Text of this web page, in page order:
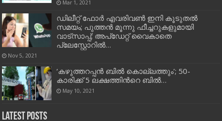
Mar 1, 2021
ഡിലീറ്റ് ഫോര്‍ എവരിവണ്‍ ഇനി കൂടുതല്‍
സമയം; പുത്തന്‍ മൂന്നു ഫീച്ചറുകളുമായി
വാട്‌സാപ്പ്‍; അപ്‌ഡേറ്റ് വൈകാതെ
പ്ലേസ്റ്റോറില്‍…
Nov 5, 2021
‘കഴുത്തറപ്പന്‍ ബില്‍ കൊല്ലത്തും’; 50-
കാരിക്ക് 5 ലക്ഷത്തിന്‍റെ ബില്‍…
May 10, 2021
Latest Posts